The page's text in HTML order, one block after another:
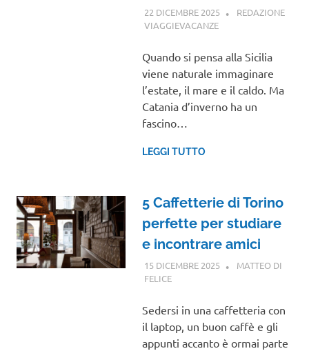
22 DICEMBRE 2025
REDAZIONE
VIAGGIEVACANZESICILIA
Quando si pensa alla Sicilia
viene naturale immaginare
l’estate, il mare e il caldo. Ma
Catania d’inverno ha un
fascino…
LEGGI TUTTO
5 Caffetterie di Torino
perfette per studiare
e incontrare amici
15 DICEMBRE 2025
MATTEO DI
FELICEPIEMONTE
Sedersi in una caffetteria con
il laptop, un buon caffè e gli
appunti accanto è ormai parte